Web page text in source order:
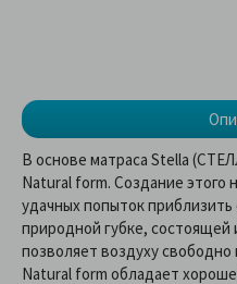
В основе матраса Stella
Natural form. Создание этого
удачных попыток
природной губке, состоящей
позволяет воздуху
Natural form обладает